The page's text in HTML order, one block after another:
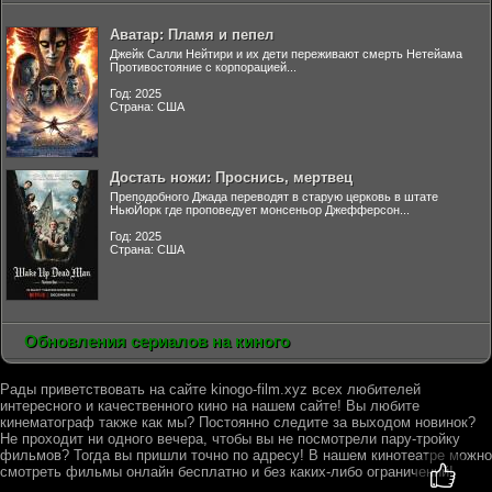
Аватар: Пламя и пепел
Джейк Салли Нейтири и их дети переживают смерть Нетейама
Противостояние с корпорацией...
Год: 2025
Страна: США
Достать ножи: Проснись, мертвец
Преподобного Джада переводят в старую церковь в штате
НьюЙорк где проповедует монсеньор Джефферсон...
Год: 2025
Страна: США
Обновления сериалов на киного
Рады приветствовать на сайте kinogo-film.xyz всех любителей
интересного и качественного кино на нашем сайте! Вы любите
кинематограф также как мы? Постоянно следите за выходом новинок?
Не проходит ни одного вечера, чтобы вы не посмотрели пару-тройку
фильмов? Тогда вы пришли точно по адресу! В нашем кинотеатре можно
смотреть фильмы онлайн бесплатно и без каких-либо ограничений!